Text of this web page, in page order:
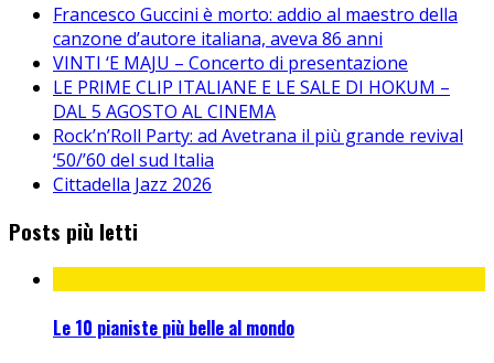
Francesco Guccini è morto: addio al maestro della
canzone d’autore italiana, aveva 86 anni
VINTI ‘E MAJU – Concerto di presentazione
LE PRIME CLIP ITALIANE E LE SALE DI HOKUM –
DAL 5 AGOSTO AL CINEMA
Rock’n’Roll Party: ad Avetrana il più grande revival
‘50/’60 del sud Italia
Cittadella Jazz 2026
Posts più letti
Le 10 pianiste più belle al mondo